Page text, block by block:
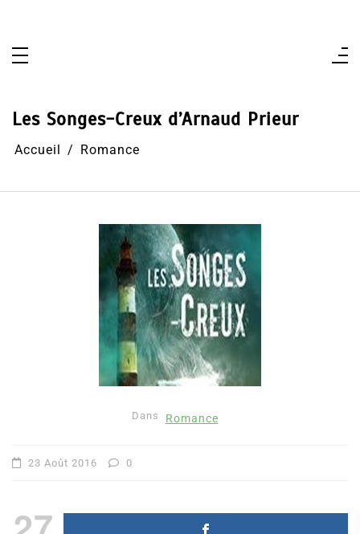
Les Songes-Creux d’Arnaud Prieur
Accueil Romance
Dans Romance
23 Août 2016 0